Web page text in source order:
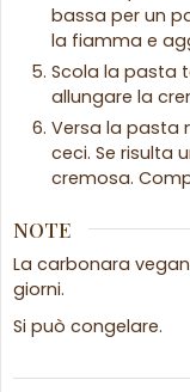
bassa per un
la fiamma e
Scola la pasta
allungare la
Versa la pasta
ceci. Se risulta
cremosa.
NOTE
La carbonara
giorni.
Si può congelare.